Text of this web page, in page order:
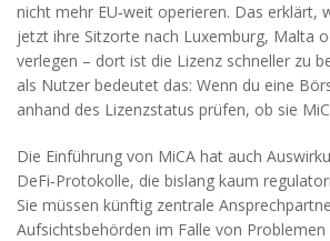
nicht mehr EU‑weit operieren. Das erklärt,
jetzt ihre Sitzorte nach Luxemburg, Malta
verlegen – dort ist die Lizenz schneller zu
als Nutzer bedeutet das: Wenn du eine
anhand des Lizenzstatus prüfen, ob sie
Die Einführung von MiCA hat auch
DeFi‑Protokolle, die bislang kaum
Sie müssen künftig zentrale
Aufsichtsbehörden im Falle von